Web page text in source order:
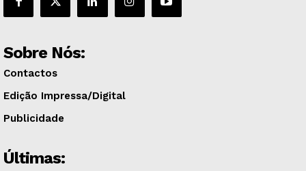
Sobre Nós:
Contactos
Edição Impressa/Digital
Publicidade
Últimas: